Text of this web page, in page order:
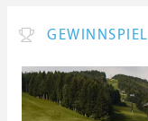
GEWINNSPIEL